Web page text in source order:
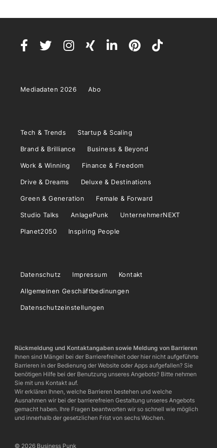
Mediadaten 2026 Abo
Tech & Trends Startup & Scaling
Brand & Brilliance Business & Beyond
Work & Winning Finance & Freedom
Drive & Dreams Deluxe & Destinations
Green & Generation Female & Forward
Studio Talks AnlagePunk UnternehmerNEXT
Planet2050 Inspiring People
Datenschutz Impressum Kontakt
Allgemeinen Geschäftbedinungen
Datenschutzeinstellungen
Rückmeldung und Kontaktangaben sowie Meldung von Barrieren
Ihnen sind Mängel bei der Barrierefreiheit oder hier nicht aufgeführte
Barrieren in der Bedienung der Website oder Apps aufgefallen? Sie
benötigen Hilfe bei der Benutzung unseres Angebots? Bitte nehmen
Sie mit uns Kontakt auf.
Wir erklären Ihnen, welche Barrieren bestehen und welche
Ausnahmen wir bei der barrierefreien Gestaltung unseres Angebots
gemacht haben. Ihre Fragen beantworten wir so schnell wie möglich
und innerhalb der gesetzlichen Frist von sechs Wochen.
© 2026 Business Punk